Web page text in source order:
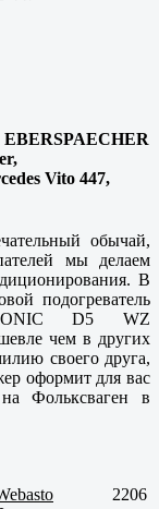
EBERSPAECHER
Vito 447,
обычай,
мы делаем
В
подогреватель
D5 WZ
чем в других
своего друга,
оформит для вас
Фольксваген в
2206